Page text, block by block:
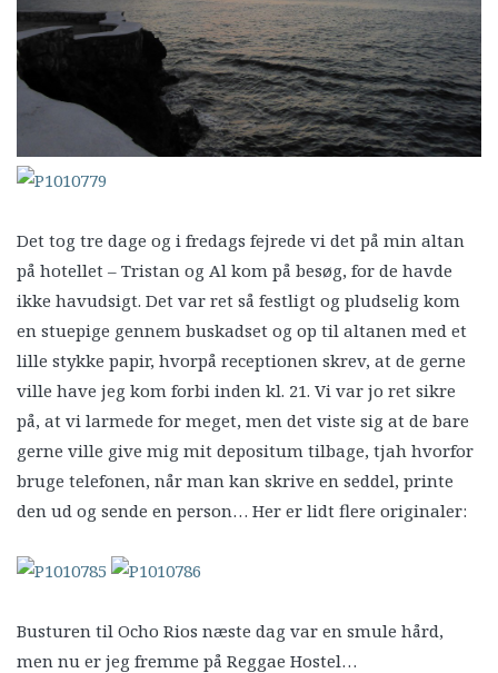
Det tog tre dage og i fredags fejrede vi det på min altan
på hotellet – Tristan og Al kom på besøg, for de havde
ikke havudsigt. Det var ret så festligt og pludselig kom
en stuepige gennem buskadset og op til altanen med et
lille stykke papir, hvorpå receptionen skrev, at de gerne
ville have jeg kom forbi inden kl. 21. Vi var jo ret sikre
på, at vi larmede for meget, men det viste sig at de bare
gerne ville give mig mit depositum tilbage, tjah hvorfor
bruge telefonen, når man kan skrive en seddel, printe
den ud og sende en person… Her er lidt flere originaler:
Busturen til Ocho Rios næste dag var en smule hård,
men nu er jeg fremme på Reggae Hostel…